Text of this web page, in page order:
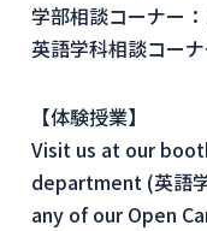
学部相談コーナー
英語学科相談コー
【体験授業】
Visit us at our
department (英語
any of our Open